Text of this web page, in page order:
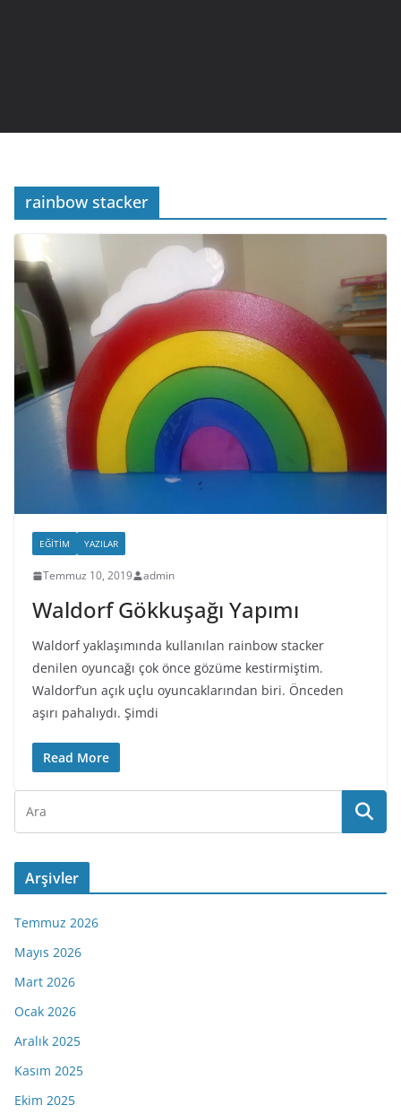
rainbow stacker
EĞITIM YAZILAR
Temmuz 10, 2019 admin
Waldorf Gökkuşağı Yapımı
Waldorf yaklaşımında kullanılan rainbow stacker
denilen oyuncağı çok önce gözüme kestirmiştim.
Waldorf’un açık uçlu oyuncaklarından biri. Önceden
aşırı pahalıydı. Şimdi
Read More
Arşivler
Temmuz 2026
Mayıs 2026
Mart 2026
Ocak 2026
Aralık 2025
Kasım 2025
Ekim 2025